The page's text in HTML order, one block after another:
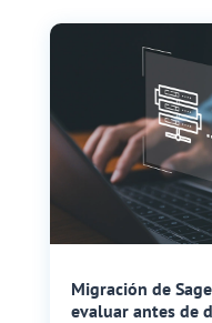
Migración de
evaluar antes de